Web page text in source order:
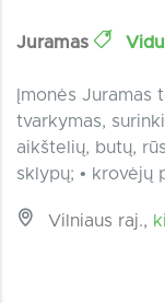
Juramas
Įmonės Juramas
tvarkymas,
aikštelių, butų,
sklypų; • krovėjų
Vilniaus raj.,